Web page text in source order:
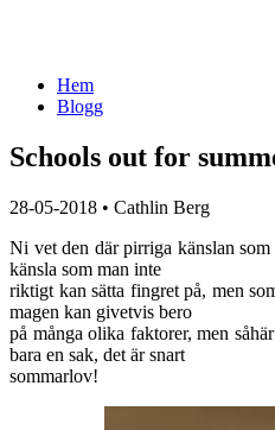
Hem
Blogg
Schools out for
28-05-2018 • Cathlin Berg
Ni vet den där pirriga känslan
känsla som man inte
riktigt kan sätta fingret på, men
magen kan givetvis bero
på många olika faktorer, men
bara en sak, det är snart
sommarlov!